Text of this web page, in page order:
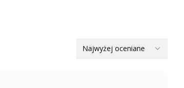
Najwyżej oceniane